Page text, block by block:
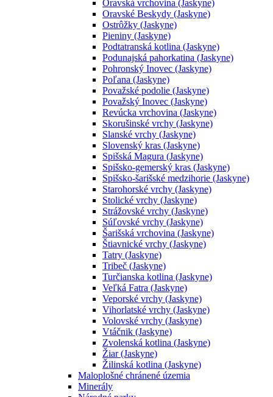
Oravská vrchovina (Jaskyne)
Oravské Beskydy (Jaskyne)
Ostrôžky (Jaskyne)
Pieniny (Jaskyne)
Podtatranská kotlina (Jaskyne)
Podunajská pahorkatina (Jaskyne)
Pohronský Inovec (Jaskyne)
Poľana (Jaskyne)
Považské podolie (Jaskyne)
Považský Inovec (Jaskyne)
Revúcka vrchovina (Jaskyne)
Skorušinské vrchy (Jaskyne)
Slanské vrchy (Jaskyne)
Slovenský kras (Jaskyne)
Spišská Magura (Jaskyne)
Spišsko-gemerský kras (Jaskyne)
Spišsko-šarišské medzihorie (Jaskyne)
Starohorské vrchy (Jaskyne)
Stolické vrchy (Jaskyne)
Strážovské vrchy (Jaskyne)
Súľovské vrchy (Jaskyne)
Šarišská vrchovina (Jaskyne)
Štiavnické vrchy (Jaskyne)
Tatry (Jaskyne)
Tribeč (Jaskyne)
Turčianska kotlina (Jaskyne)
Veľká Fatra (Jaskyne)
Veporské vrchy (Jaskyne)
Vihorlatské vrchy (Jaskyne)
Volovské vrchy (Jaskyne)
Vtáčnik (Jaskyne)
Zvolenská kotlina (Jaskyne)
Žiar (Jaskyne)
Žilinská kotlina (Jaskyne)
Maloplošné chránené územia
Minerály